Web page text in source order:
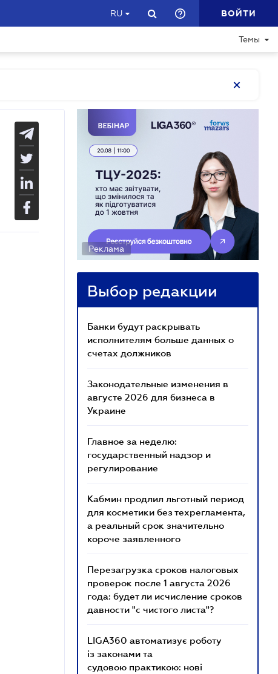
RU ВОЙТИ
Темы
Реклама
Выбор редакции
Банки будут раскрывать
исполнителям больше данных о
счетах должников
Законодательные изменения в
августе 2026 для бизнеса в
Украине
Главное за неделю:
государственный надзор и
регулирование
Кабмин продлил льготный период
для косметики без техрегламента,
а реальный срок значительно
короче заявленного
Перезагрузка сроков налоговых
проверок после 1 августа 2026
года: будет ли исчисление сроков
давности "с чистого листа"?
LIGA360 автоматизує роботу
із законами та
судовою практикою: нові